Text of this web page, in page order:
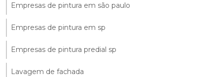
Empresas de pintura em são paulo
Empresas de pintura em sp
Empresas de pintura predial sp
Lavagem de fachada